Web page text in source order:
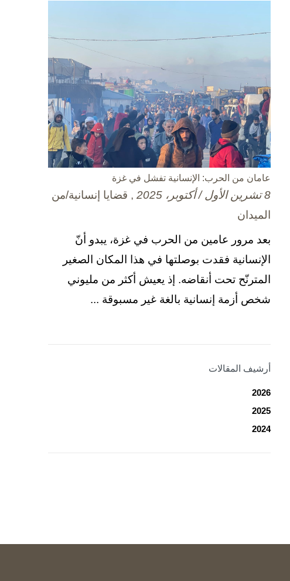
عامان من الحرب: الإنسانية تفشل في غزة
8 تشرين الأول / أكتوبر، 2025
, قضايا إنسانية/من
الميدان
بعد مرور عامين من الحرب في غزة، يبدو أنّ
الإنسانية فقدت بوصلتها في هذا المكان الصغير
المترنّح تحت أنقاضه. إذ يعيش أكثر من مليوني
شخص أزمة إنسانية بالغة غير مسبوقة ...
أرشيف المقالات
2026
2025
2024